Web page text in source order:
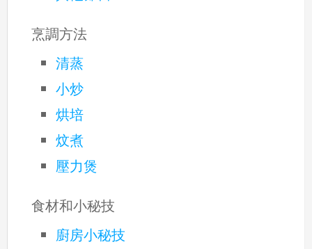
烹調方法
清蒸
小炒
烘培
炆煮
壓力煲
食材和小秘技
廚房小秘技